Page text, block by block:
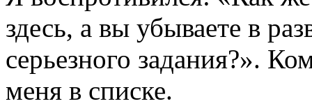
здесь, а вы убываете в
серьезного задания?».
меня в списке.